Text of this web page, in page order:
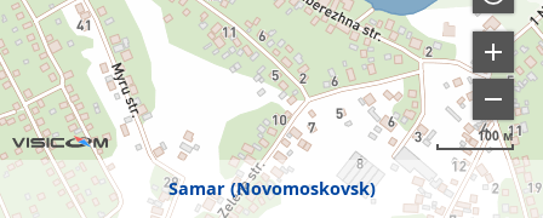
Samar (Novomoskovsk)
100 м